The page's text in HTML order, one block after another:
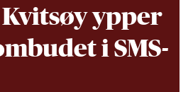
ypper
i SMS-